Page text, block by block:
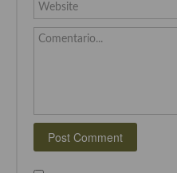
Cocina portuguesa
Website
Comentario...